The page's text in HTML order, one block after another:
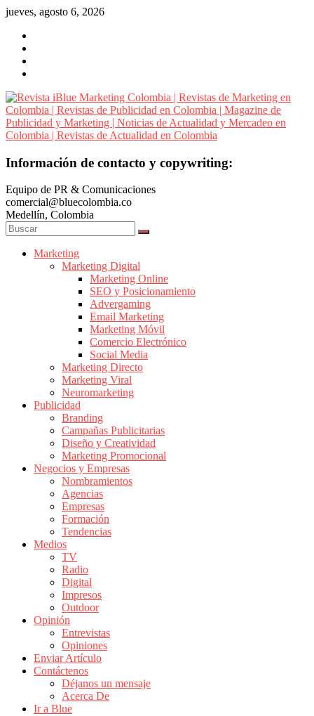
Saltar
contenido
jueves, agosto 6, 2026
Revista
Marketing
Colombia
|
Revistas
Marketing
Publicidad
Colombia
Magazine
Publicidad
Marketing
Noticias
Actualidad
Mercadeo
Colombia
Revistas
Actualidad
Colombia
Información de contacto y copywriting:
Equipo de PR & Comunicaciones
comercial@bluecolombia.co
Medellín, Colombia
Marketing
Marketing Digital
Marketing Online
SEO y Posicionamiento
Advergaming
Email Marketing
Marketing Móvil
Comercio Electrónico
Social Media
Marketing Directo
Marketing Viral
Neuromarketing
Publicidad
Branding
Campañas Publicitarias
Diseño y Creatividad
Marketing Promocional
Negocios y Empresas
Nombramientos
Agencias
Empresas
Formación
Tendencias
Medios
TV
Radio
Digital
Impresos
Outdoor
Opinión
Entrevistas
Opiniones
Enviar Artículo
Contáctenos
Déjanos un mensaje
Acerca De
Ir a Blue